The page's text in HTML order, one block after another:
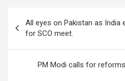
A
p
p
o
o
k
er
dI
n
gr
a
navigation
All eyes on Pakistan as India
for SCO meet.
PM Modi calls for